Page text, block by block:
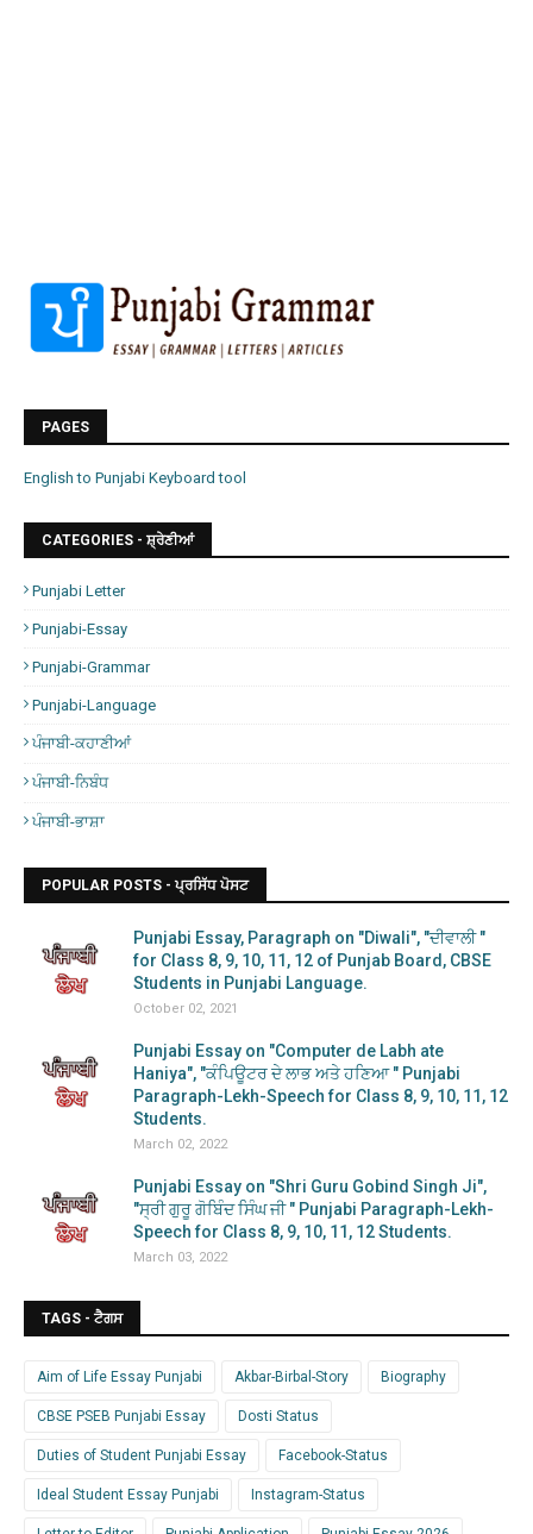
PAGES
English to Punjabi Keyboard tool
CATEGORIES - ਸ਼੍ਰੇਣੀਆਂ
Punjabi Letter
Punjabi-Essay
Punjabi-Grammar
Punjabi-Language
ਪੰਜਾਬੀ-ਕਹਾਣੀਆਂ
ਪੰਜਾਬੀ-ਨਿਬੰਧ
ਪੰਜਾਬੀ-ਭਾਸ਼ਾ
POPULAR POSTS - ਪ੍ਰਸਿੱਧ ਪੋਸਟ
Punjabi Essay, Paragraph on "Diwali", "ਦੀਵਾਲੀ "
for Class 8, 9, 10, 11, 12 of Punjab Board, CBSE
Students in Punjabi Language.
October 02, 2021
Punjabi Essay on "Computer de Labh ate
Haniya", "ਕੰਪਿਊਟਰ ਦੇ ਲਾਭ ਅਤੇ ਹਣਿਆ " Punjabi
Paragraph-Lekh-Speech for Class 8, 9, 10, 11, 12
Students.
March 02, 2022
Punjabi Essay on "Shri Guru Gobind Singh Ji",
"ਸ੍ਰੀ ਗੁਰੂ ਗੋਬਿੰਦ ਸਿੰਘ ਜੀ " Punjabi Paragraph-Lekh-
Speech for Class 8, 9, 10, 11, 12 Students.
March 03, 2022
TAGS - ਟੈਗਸ
Aim of Life Essay Punjabi Akbar-Birbal-Story Biography
CBSE PSEB Punjabi Essay Dosti Status
Duties of Student Punjabi Essay Facebook-Status
Ideal Student Essay Punjabi Instagram-Status